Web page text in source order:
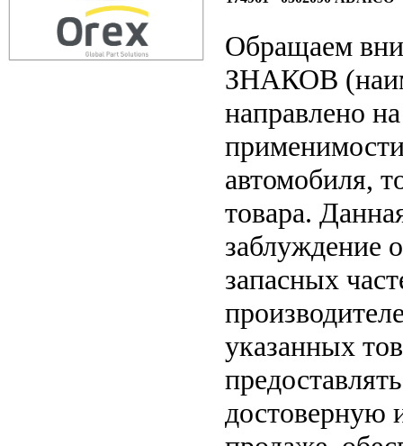
Обращаем
ЗНАКОВ
направлено
автомобиля,
товара.
заблуждение
запасных
указанных
достоверную